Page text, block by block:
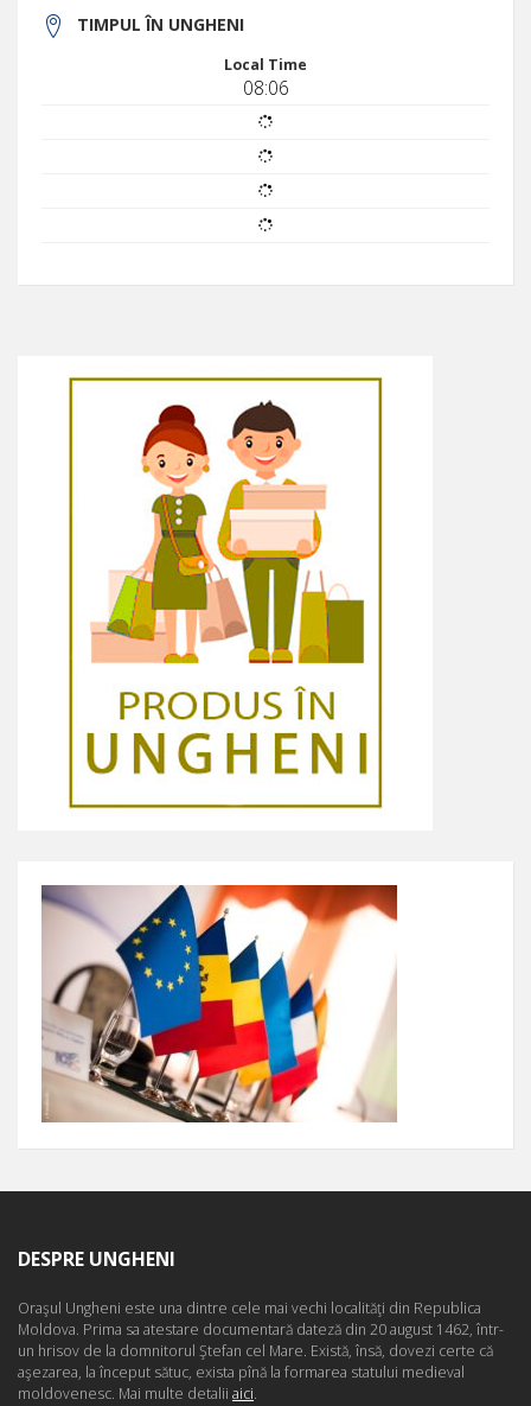
TIMPUL ÎN UNGHENI
Local Time
08:06
DESPRE UNGHENI
Oraşul Ungheni este una dintre cele mai vechi localităţi din Republica
Moldova. Prima sa atestare documentară dateză din 20 august 1462, într-
un hrisov de la domnitorul Ştefan cel Mare. Există, însă, dovezi certe că
aşezarea, la început sătuc, exista pînă la formarea statului medieval
moldovenesc. Mai multe detalii aici.